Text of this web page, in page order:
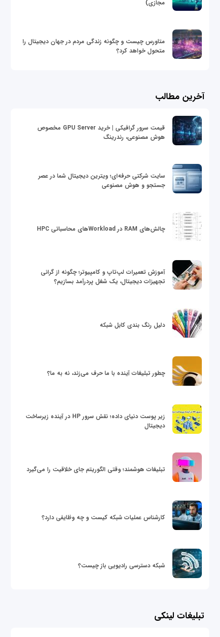
مجازی)
متاورس چیست و چگونه زندگی مردم در جهان دیجیتال را
متحول خواهد کرد؟
آخرین مطالب
قیمت سرور گرافیکی | خرید GPU Server مخصوص
هوش مصنوعی، رندرینگ
سایت شرکتی حرفه‌ای؛ ویترین دیجیتال شما در عصر
جستجو و هوش مصنوعی
چالش‌های RAM در Workloadهای محاسباتی HPC
آموزش تعمیرات لپ‌تاپ و کامپیوتر؛ چگونه از گرانی
تجهیزات دیجیتال، یک شغل پردرآمد بسازیم؟
دلیل رنگ بندی کابل شبکه
چطور تبلیغات آینده با ما حرف می‌زند، نه به ما؟
زیر پوست دنیای داده؛ نقش سرور HP در آینده زیرساخت
دیجیتال
تبلیغات هوشمند؛ وقتی الگوریتم جای خلاقیت را می‌گیرد
کارشناس عملیات شبکه کیست و چه وظایفی دارد؟
شبکه دسترسی رادیویی باز چیست؟
تبلیغات لینکی